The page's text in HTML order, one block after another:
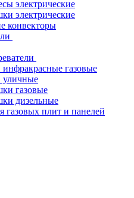
электрические
электрические
конвекторы
инфракрасные газовые
уличные
газовые
дизельные
плит и панелей